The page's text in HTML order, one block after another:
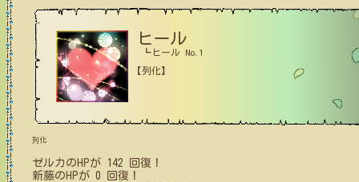
ヒール
┗ヒール No.1
【列化】
列化
ゼルカの HPが 142 回復！
新藤の HPが 0 回復！